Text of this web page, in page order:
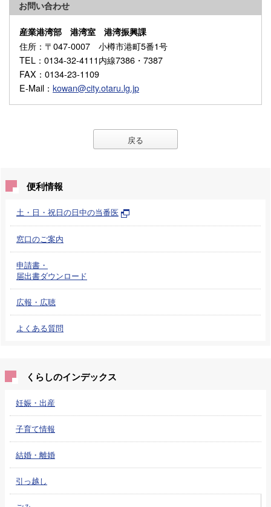
お問い合わせ
産業港湾部 港湾室 港湾振興課
住所 ：〒047-0007 小樽市港町5番1号
TEL ：0134-32-4111内線7386・7387
FAX ：0134-23-1109
E-Mail ： kowan@city.otaru.lg.jp
戻る
便利情報
土・日・祝日の日中の当番医
窓口のご案内
申請書・
届出書ダウンロード
広報・広聴
よくある質問
くらしのインデックス
妊娠・出産
子育て情報
結婚・離婚
引っ越し